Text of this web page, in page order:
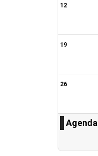
12
19
26
Agenda